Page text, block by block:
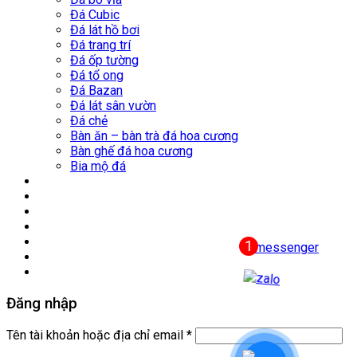
Đá Cubic
Đá lát hồ bơi
Đá trang trí
Đá ốp tường
Đá tổ ong
Đá Bazan
Đá lát sân vườn
Đá chẻ
Bàn ăn – bàn trà đá hoa cương
Bàn ghế đá hoa cương
Bia mộ đá
Đăng nhập
Tên tài khoản hoặc địa chỉ email *